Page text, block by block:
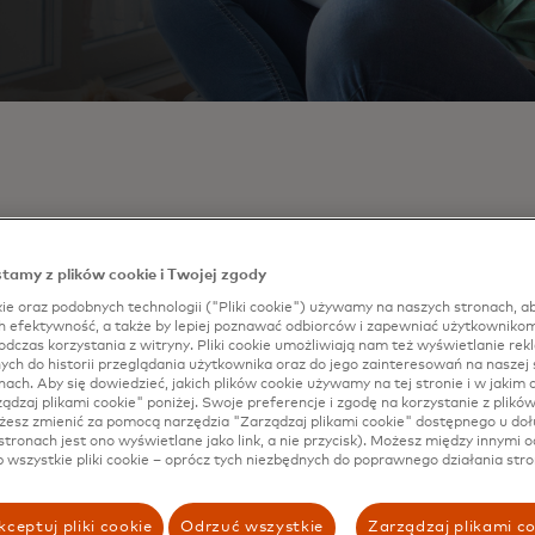
to jednak wszystkich.Ponad 13 milionów obywateli UE
do formalnych usług finansowych, co wyklucza ich z
liczba ta maleje, nadal istnieje potrzeba wykonania
zdajemy sobie sprawę z roli, jaką możemy
Nasza misja rozwoju sprzyjającego włączeniu
w ambicji podłączenia miliarda ludzi do
mogę powiedzieć, że jesteśmy już w połowie drogi.
jak Europa wkracza w erę cyfrową, sektor publiczny i
aby nikt nie pozostał w tyle. Razem musimy
oferuje wszystkim równe szanse na wykorzystanie
ich życia.
z plików cookie i Twojej zgody
oraz podobnych technologii ("Pliki cookie") używamy na naszych stronach,
efektywność, a także by lepiej poznawać odbiorców i zapewniać
korzystania z witryny. Pliki cookie umożliwiają nam też wyświetlanie
do historii przeglądania użytkownika oraz do jego zainteresowań na naszej
Aby się dowiedzieć, jakich plików cookie używamy na tej stronie i w jakim
plikami cookie" poniżej. Swoje preferencje i zgodę na korzystanie z
zmienić za pomocą narzędzia "Zarządzaj plikami cookie" dostępnego u
jest ono wyświetlane jako link, a nie przycisk). Możesz między innymi
wszystkie pliki cookie – oprócz tych niezbędnych do poprawnego działania
pliki cookie Odrzuć wszystkie Zarządzaj plikami